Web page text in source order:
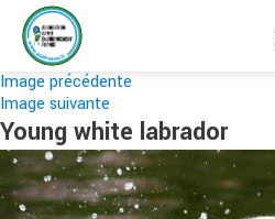
Image précédente
Image suivante
Young white labrador